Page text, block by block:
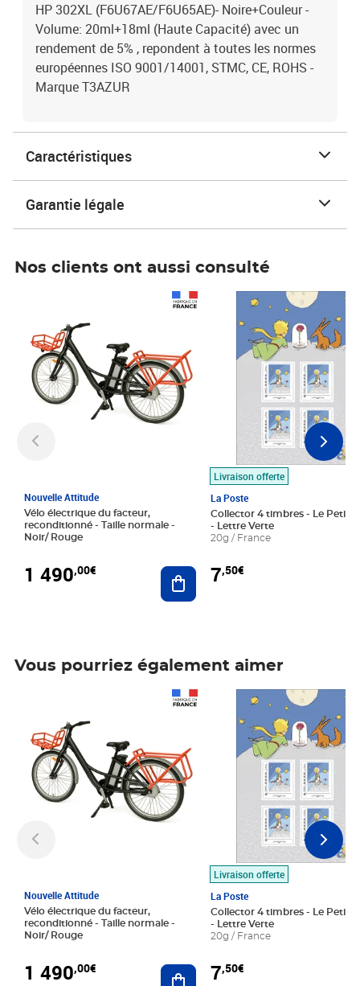
HP 302XL (F6U67AE/F6U65AE)- Noire+Couleur -
Volume: 20ml+18ml (Haute Capacité) avec un
rendement de 5% , repondent à toutes les normes
européennes ISO 9001/14001, STMC, CE, ROHS -
Marque T3AZUR
Caractéristiques
Garantie légale
Nos clients ont aussi consulté
Nouvelle Attitude
Vélo électrique du facteur,
reconditionné - Taille normale -
Noir/ Rouge
1 490,00€ Ajouter au panier
Livraison offerte
La Poste
Collector 4 timbres - Le Petit
- Lettre Verte
20g / France
7,50€
Prix 7,50€
Vous pourriez également aimer
Nouvelle Attitude
Vélo électrique du facteur,
reconditionné - Taille normale -
Noir/ Rouge
1 490,00€ Ajouter au panier
Livraison offerte
La Poste
Collector 4 timbres - Le Petit
- Lettre Verte
20g / France
7,50€
Prix 7,50€